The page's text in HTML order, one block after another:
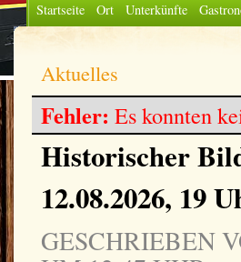
Startseite Ort Unterkünfte
Aktuelles
Fehler: Es konnten
Historischer
12.08.2026, 19
GESCHRIEBEN